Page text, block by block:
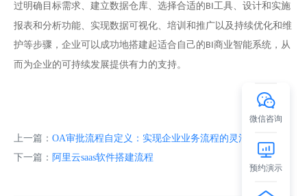
过明确目标需求、建立数据仓库、选择合适的BI工具、设计和实施
报表和分析功能、实现数据可视化、培训和推广以及持续优化和维
护等步骤，企业可以成功地搭建起适合自己的BI商业智能系统，从
而为企业的可持续发展提供有力的支持。
上一篇： OA审批流程自定义：实现企业业务流程的灵活管理
下一篇： 阿里云saas软件搭建流程
微信咨询
预约演示